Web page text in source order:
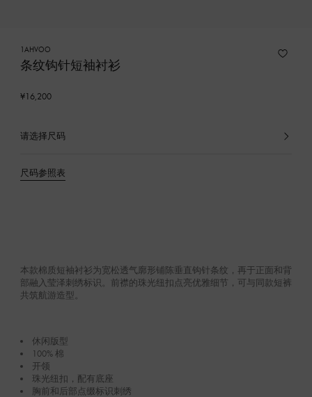
1AHVOO
条纹钩针短袖衬衫
¥16,200
请选择尺码
已
品
尺码参照表
本款棉质短袖衬衫为宽松透气廓形铺陈垂直钩针条纹，再于正面和背
部融入莹泽刺绣标识。前襟的珠光纽扣点亮优雅细节，可与同款短裤
共筑航游造型。
休闲版型
100% 棉
开领
珠光纽扣，配有底座
胸前和后部点缀标识刺绣